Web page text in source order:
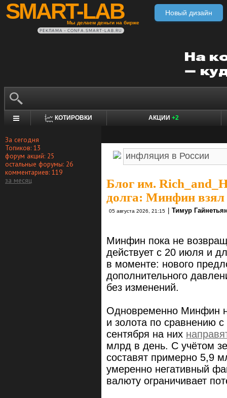
SMART-LAB
Мы делаем деньги на бирже
Новый дизайн
РЕКЛАМА • CONFA.SMART-LAB.RU
КОТИРОВКИ АКЦИИ +2
За сегодня
Топиков: 13
форум акций: 25
остальные форумы: 26
комментариев: 119
за месяц
Блог им.
долга: Минфин взял
05 августа 2026, 21:15 Тимур
Минфин пока не
действует с 20 июля и
в моменте: нового
дополнительного
без изменений.
Одновременно Минфин
и золота по сравнению
сентября на них
млрд в день. С учётом
составят примерно 5,9
умеренно негативный
валюту ограничивает